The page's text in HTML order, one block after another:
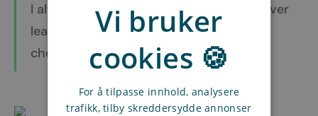
I always pay attention to details, and never
leave before performing a precise final
check.
Vi bruker
cookies 🍪
For å tilpasse innhold, analysere
trafikk, tilby skreddersydde annonser